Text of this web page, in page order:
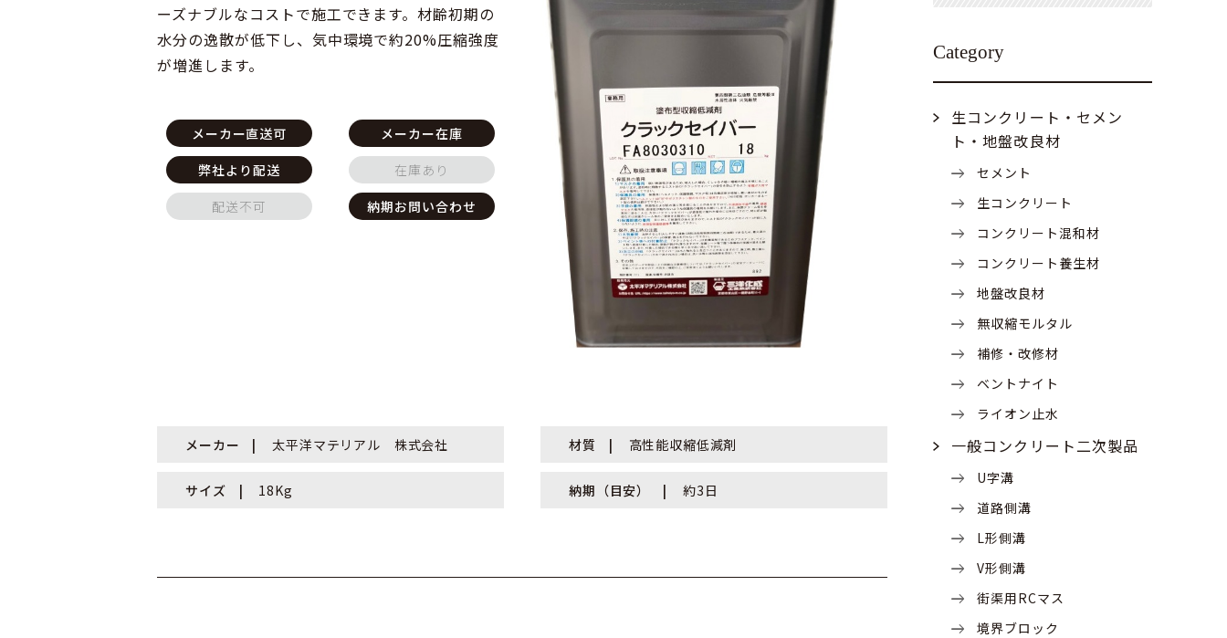
ーズナブルなコストで施工できます。材齢初期の
水分の逸散が低下し、気中環境で約20%圧縮強度
が増進します。
メーカー直送可
メーカー在庫
弊社より配送
在庫あり
配送不可
納期お問い合わせ
メーカー 太平洋マテリアル 株式会社 材質 高性能収縮低減剤
サイズ 18Kg 納期（目安） 約3日
Category
生コンクリート・セメン
ト・地盤改良材
セメント
生コンクリート
コンクリート混和材
コンクリート養生材
地盤改良材
無収縮モルタル
補修・改修材
ベントナイト
ライオン止水
一般コンクリート二次製品
U字溝
道路側溝
L形側溝
V形側溝
街渠用RCマス
境界ブロック